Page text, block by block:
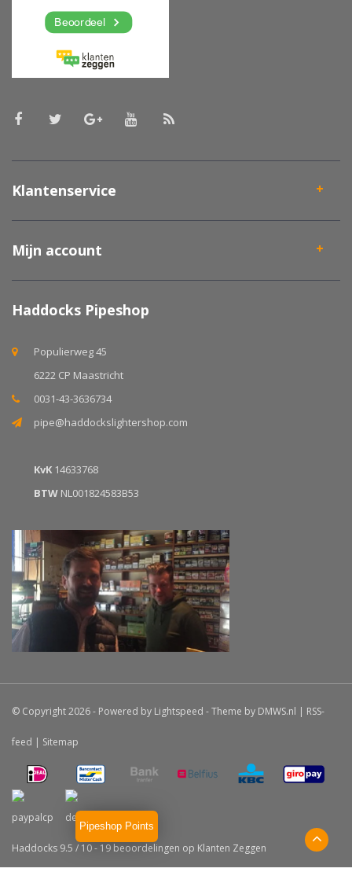
Klantenservice
Mijn account
Haddocks Pipeshop
Populierweg 45
6222 CP Maastricht
0031-43-3636734
pipe@haddockslightershop.com
KvK 14633768
BTW NL001824583B53
© Copyright 2026 - Powered by Lightspeed - Theme by DMWS.nl | RSS-
feed | Sitemap
Haddocks 9.5 / 10- 19 beoordelingen op Klanten Zeggen
Pipeshop Points